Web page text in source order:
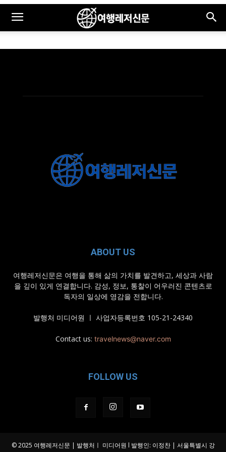
ABOUT US
여행레저신문은 여행을 통해 삶의 가치를 발견하고, 세상과 사람
을 깊이 있게 연결합니다. 감성, 정보, 통찰이 어우러진 콘텐츠로
독자의 일상에 영감을 전합니다.
발행처 미디어원 ㅣ 사업자등록번호 105-21-24340
Contact us: travelnews@naver.com
FOLLOW US
© 2025 여행레저신문 | 발행처ㅣ 미디어원 l 발행인: 이정찬 | 서울특별시 강